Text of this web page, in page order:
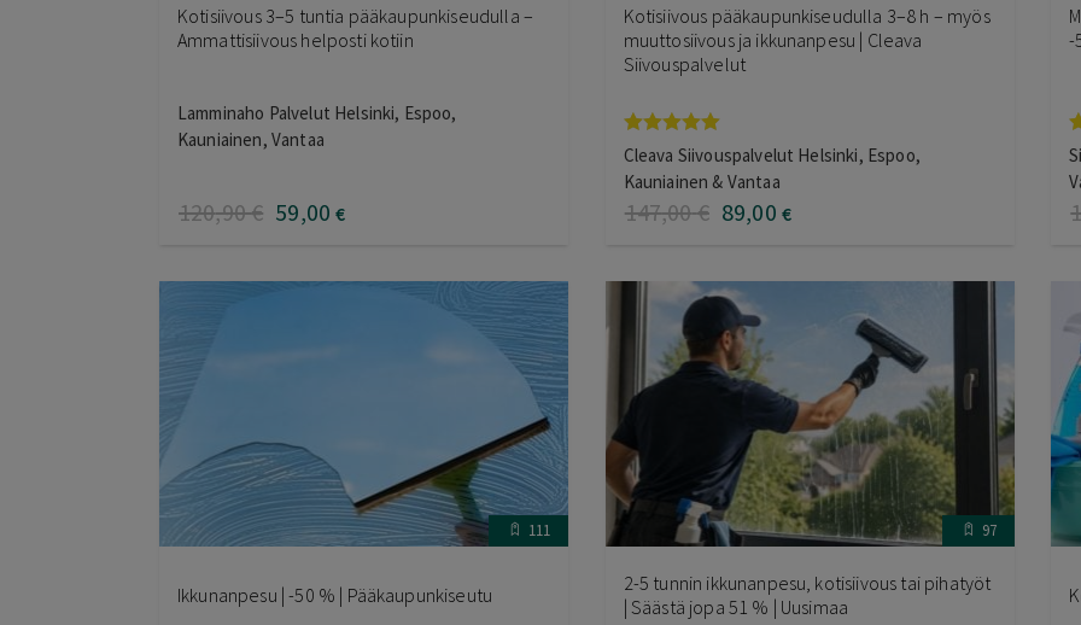
Kotisiivous 3–5 tuntia pääkaupunkiseudulla –
Ammattisiivous helposti kotiin
Lamminaho Palvelut Helsinki, Espoo,
Kauniainen, Vantaa
120,90€ 59,00 €
Kotisiivous pääkaupunkiseudulla 3–8 h – myös
muuttosiivous ja ikkunanpesu | Cleava
Siivouspalvelut
Arvostelu
tuotteesta:
5.00/ 5
Cleava Siivouspalvelut Helsinki, Espoo,
Kauniainen & Vantaa
147,00€ 89,00 €
-
111
Ikkunanpesu | -50 % | Pääkaupunkiseutu
97
2-5 tunnin ikkunanpesu, kotisiivous tai pihatyöt
| Säästä jopa 51 % | Uusimaa